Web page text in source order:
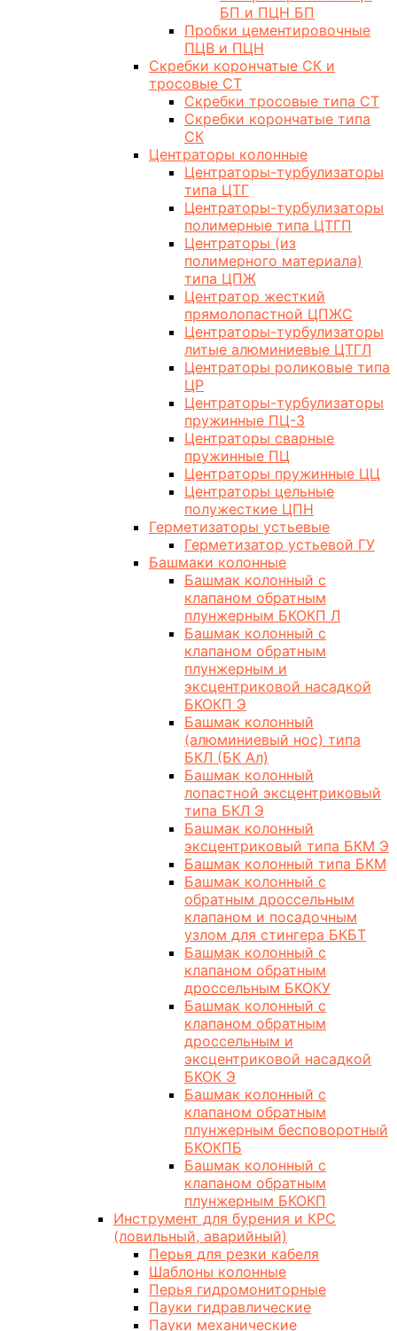
БП и ПЦН БП
Пробки цементировочные
ПЦВ и ПЦН
Скребки корончатые СК и
тросовые СТ
Скребки тросовые типа СТ
Скребки корончатые типа
СК
Центраторы колонные
Центраторы-турбулизаторы
типа ЦТГ
Центраторы-турбулизаторы
полимерные типа ЦТГП
Центраторы (из
полимерного материала)
типа ЦПЖ
Центратор жесткий
прямолопастной ЦПЖС
Центраторы-турбулизаторы
литые алюминиевые ЦТГЛ
Центраторы роликовые типа
ЦР
Центраторы-турбулизаторы
пружинные ПЦ-3
Центраторы сварные
пружинные ПЦ
Центраторы пружинные ЦЦ
Центраторы цельные
полужесткие ЦПН
Герметизаторы устьевые
Герметизатор устьевой ГУ
Башмаки колонные
Башмак колонный с
клапаном обратным
плунжерным БКОКП Л
Башмак колонный с
клапаном обратным
плунжерным и
эксцентриковой насадкой
БКОКП Э
Башмак колонный
(алюминиевый нос) типа
БКЛ (БК Ал)
Башмак колонный
лопастной эксцентриковый
типа БКЛ Э
Башмак колонный
эксцентриковый типа БКМ Э
Башмак колонный типа БКМ
Башмак колонный с
обратным дроссельным
клапаном и посадочным
узлом для стингера БКБТ
Башмак колонный с
клапаном обратным
дроссельным БКОКУ
Башмак колонный с
клапаном обратным
дроссельным и
эксцентриковой насадкой
БКОК Э
Башмак колонный с
клапаном обратным
плунжерным бесповоротный
БКОКПБ
Башмак колонный с
клапаном обратным
плунжерным БКОКП
Инструмент для бурения и КРС
(ловильный, аварийный)
Перья для резки кабеля
Шаблоны колонные
Перья гидромониторные
Пауки гидравлические
Пауки механические